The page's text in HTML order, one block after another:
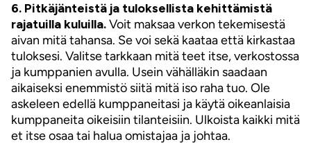
6. Pitkäjänteistä ja tuloksellista kehittämistä
rajatuilla kuluilla.Voit maksaa verkon tekemisestä
aivan mitä tahansa. Se voi sekä kaataa että kirkastaa
tuloksesi. Valitse tarkkaan mitä teet itse, verkostossa
ja kumppanien avulla. Usein vähälläkin saadaan
aikaiseksi enemmistö siitä mitä iso raha tuo. Ole
askeleen edellä kumppaneitasi ja käytä oikeanlaisia
kumppaneita oikeisiin tilanteisiin. Ulkoista kaikki mitä
et itse osaa tai halua omistajaa ja johtaa.